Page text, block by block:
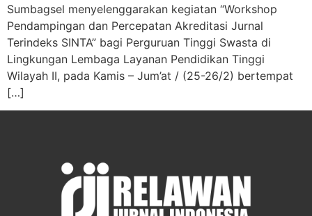
Sumbagsel menyelenggarakan kegiatan “Workshop
Pendampingan dan Percepatan Akreditasi Jurnal
Terindeks SINTA” bagi Perguruan Tinggi Swasta di
Lingkungan Lembaga Layanan Pendidikan Tinggi
Wilayah II, pada Kamis – Jum’at / (25-26/2) bertempat
[…]